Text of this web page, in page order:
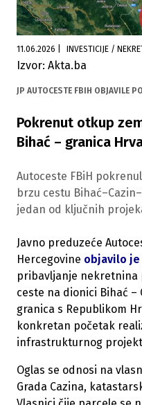
11.06.2026 INVESTICIJE /
Izvor: Akta.ba
JP AUTOCESTE FBIH OBJAVILE
Pokrenut otkup
Bihać – granica
Autoceste FBiH
brzu cestu
jedan od ključnih
Javno preduzeće
Hercegovine objavilo je
pribavljanje nekretnina
ceste na dionici Bihać –
granica s Republikom
konkretan početak
infrastrukturnog
Oglas se odnosi na
Grada Cazina,